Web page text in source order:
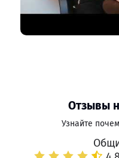
Отзывы
Узнайте